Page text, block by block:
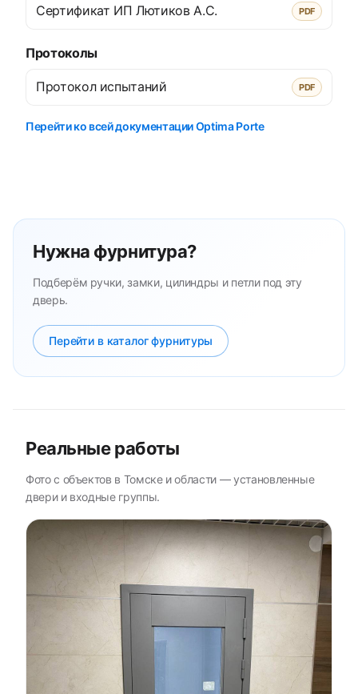
Сертификат ИП Лютиков А.С. PDF
Протоколы
Протокол испытаний PDF
Перейти ко всей документации Optima Porte
Нужна фурнитура?
Подберём ручки, замки, цилиндры и петли под эту
дверь.
Перейти в каталог фурнитуры
Реальные работы
Фото с объектов в Томске и области — установленные
двери и входные группы.